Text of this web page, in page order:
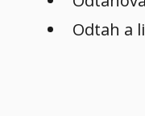
Odtah a